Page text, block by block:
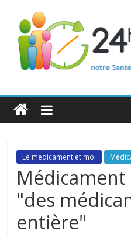
24h
Santé
La
santé
toute
famille
Le médicament et moi
"des
entière"